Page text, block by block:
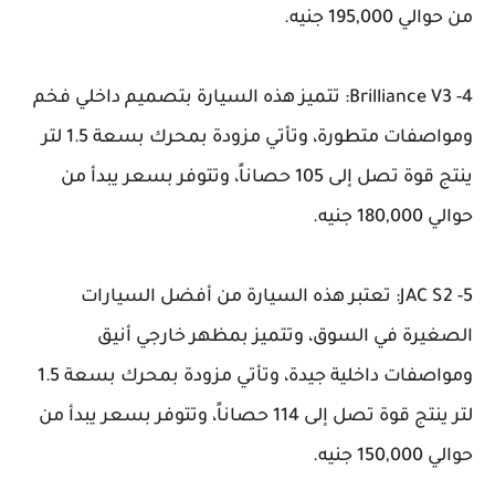
من حوالي 195,000 جنيه.
4- Brilliance V3: تتميز هذه السيارة بتصميم داخلي فخم
ومواصفات متطورة، وتأتي مزودة بمحرك بسعة 1.5 لتر
ينتج قوة تصل إلى 105 حصاناً، وتتوفر بسعر يبدأ من
حوالي 180,000 جنيه.
5- JAC S2: تعتبر هذه السيارة من أفضل السيارات
الصغيرة في السوق، وتتميز بمظهر خارجي أنيق
ومواصفات داخلية جيدة، وتأتي مزودة بمحرك بسعة 1.5
لتر ينتج قوة تصل إلى 114 حصاناً، وتتوفر بسعر يبدأ من
حوالي 150,000 جنيه.